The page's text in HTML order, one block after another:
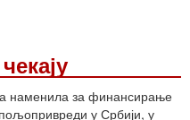
наменила за финансирање
у Србији, у